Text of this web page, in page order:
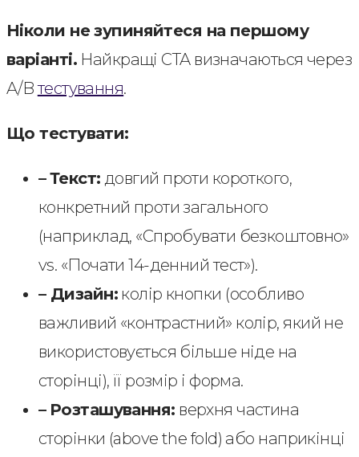
Ніколи не зупиняйтеся на першому
варіанті.Найкращі CTA визначаються через
A/Bтестування.
Що тестувати:
–Текст: довгий проти короткого,
конкретний проти загального
(наприклад, «Спробувати безкоштовно»
vs. «Почати 14-денний тест»).
– Дизайн:колір кнопки (особливо
важливий «контрастний» колір, який не
використовується більше ніде на
сторінці), її розмір і форма.
– Розташування: верхня частина
сторінки (above the fold) або наприкінці